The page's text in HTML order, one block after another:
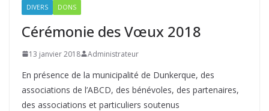
DIVERS DONS
Cérémonie des Vœux 2018
13 janvier 2018 Administrateur
En présence de la municipalité de Dunkerque, des
associations de l’ABCD, des bénévoles, des partenaires,
des associations et particuliers soutenus